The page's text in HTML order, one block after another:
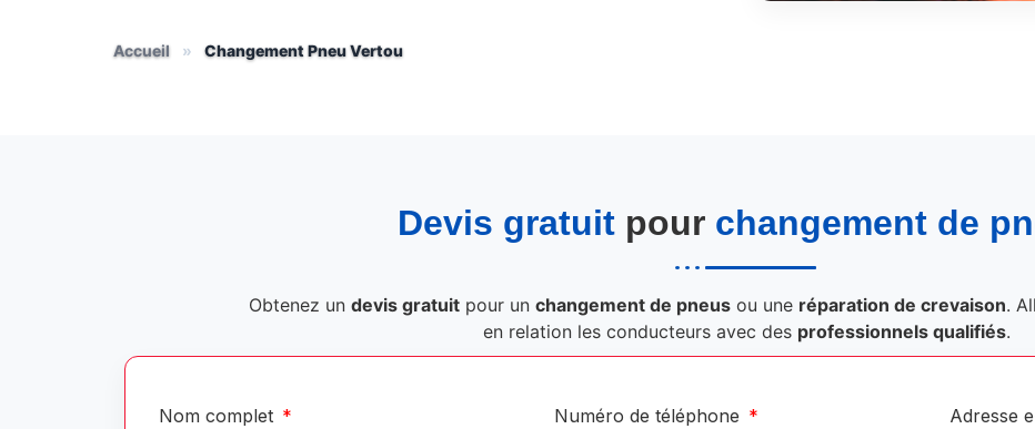
Accueil » Changement Pneu Vertou
Devis gratuitpour changement de
Obtenez un devis gratuitpour un changement de pneusou une réparation de crevaison.
en relation les conducteurs avec des professionnels qualifiés.
Nom complet Numéro de téléphone Adresse